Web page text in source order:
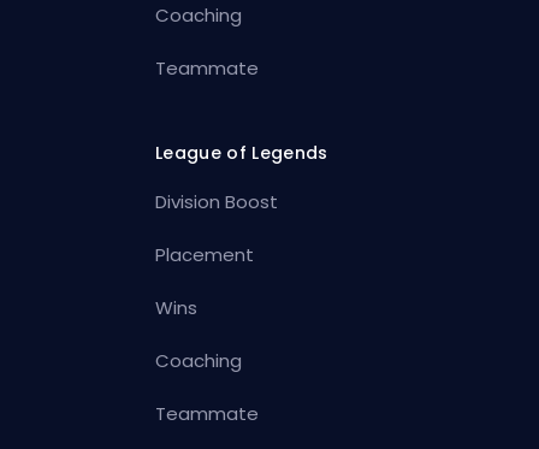
Coaching
Teammate
League of Legends
Division Boost
Placement
Wins
Coaching
Teammate